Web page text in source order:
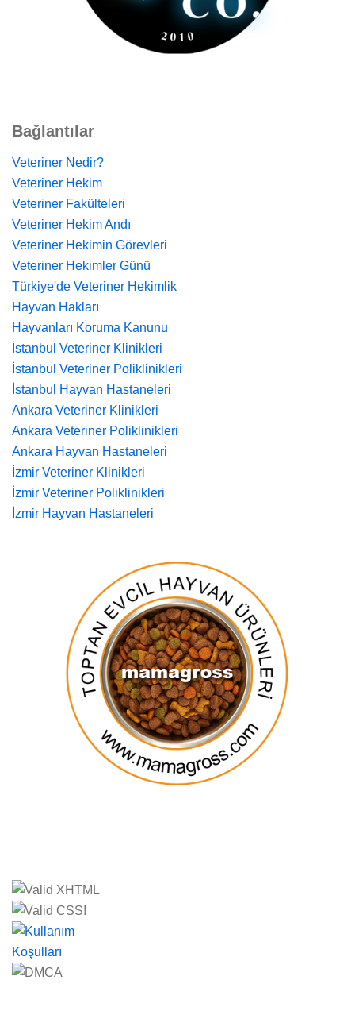
Bağlantılar
Veteriner Nedir?
Veteriner Hekim
Veteriner Fakülteleri
Veteriner Hekim Andı
Veteriner Hekimin Görevleri
Veteriner Hekimler Günü
Türkiye'de Veteriner Hekimlik
Hayvan Hakları
Hayvanları Koruma Kanunu
İstanbul Veteriner Klinikleri
İstanbul Veteriner Poliklinikleri
İstanbul Hayvan Hastaneleri
Ankara Veteriner Klinikleri
Ankara Veteriner Poliklinikleri
Ankara Hayvan Hastaneleri
İzmir Veteriner Klinikleri
İzmir Veteriner Poliklinikleri
İzmir Hayvan Hastaneleri